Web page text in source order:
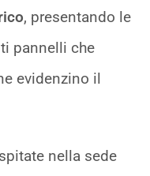
, presentando le
pannelli che
evidenzino il
nella sede